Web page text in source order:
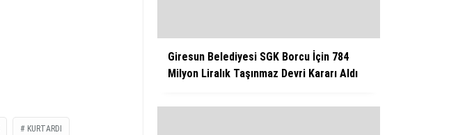
KURTARDI
Giresun Belediyesi SGK Borcu İçin 784
Milyon Liralık Taşınmaz Devri Kararı Aldı